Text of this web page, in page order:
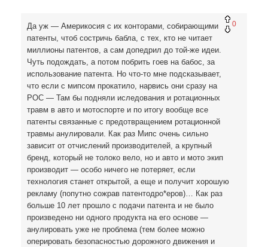
0
Да уж — Америкосия с их конторами, собирающими
патенты, чтоб состричь бабла, с тех, кто не читает
миллионы патентов, а сам допедрил до той-же идеи.
Чуть подождать, а потом побрить гоев на бабос, за
использование патента. Но что-то мне подсказывает,
что если с мипсом прокатило, нарвись они сразу на
POC — Там бы подняли иследования и ротационных
травм в авто и мотоспорте и по итогу вообще все
патенты связанные с предотвращением ротационной
травмы анулировали. Как раз Мипс очень сильно
зависит от отчислений производителей, а крупный
бренд, который не толоко вело, но и авто и мото экип
производит — особо ничего не потеряет, если
технология станет открытой, а еще и получит хорошую
рекламу (попутно сожрав патентодро*еров)… Как раз
больше 10 лет прошло с подачи патента и не было
произведено ни одного продукта на его основе —
анулировать уже не проблема (тем более можно
оперировать безопасностью дорожного движения и